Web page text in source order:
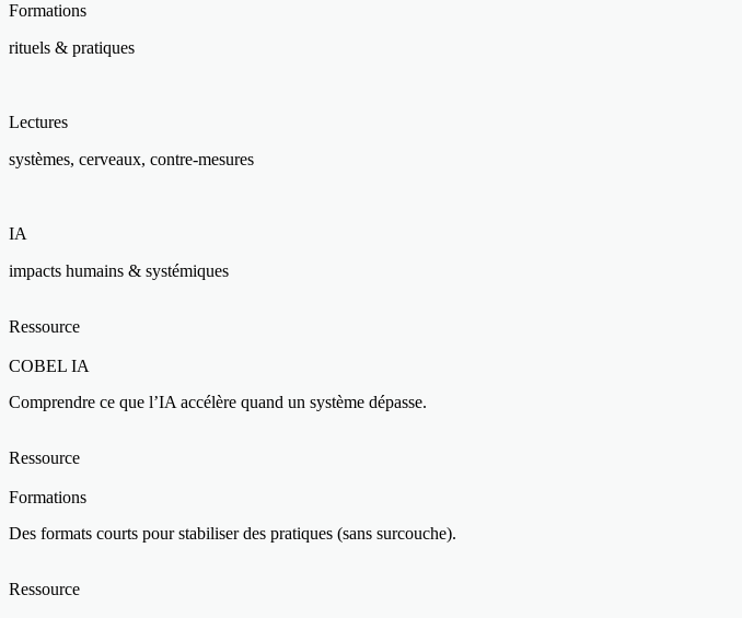
Formations
rituels & pratiques
Lectures
systèmes, cerveaux, contre-mesures
IA
impacts humains & systémiques
Ressource
COBEL IA
Comprendre ce que l’IA accélère quand un système dépasse.
Ressource
Formations
Des formats courts pour stabiliser des pratiques (sans surcouche).
Ressource